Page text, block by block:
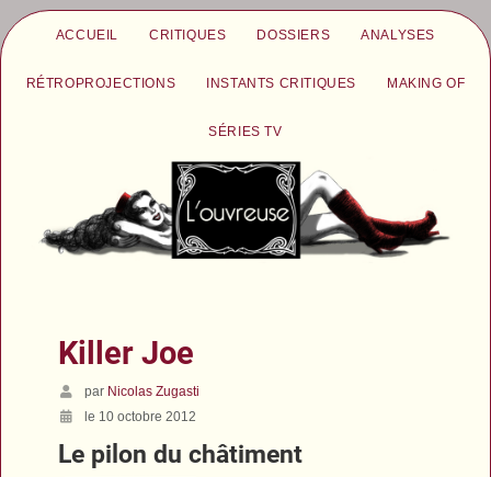
ACCUEIL CRITIQUES DOSSIERS ANALYSES
RÉTROPROJECTIONS INSTANTS CRITIQUES MAKING OF
SÉRIES TV
Killer Joe
par Nicolas Zugasti
le 10 octobre 2012
Le pilon du châtiment